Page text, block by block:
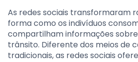
As redes sociais transformaram
forma como os indivíduos
compartilham informações
trânsito. Diferente dos meios de
tradicionais, as redes sociais